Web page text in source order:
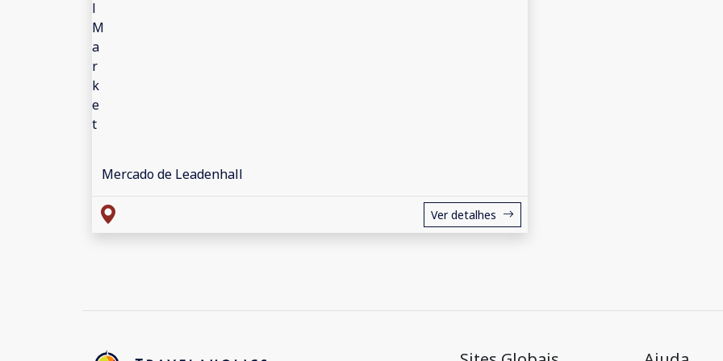
Mercado de Leadenhall
Ver detalhes